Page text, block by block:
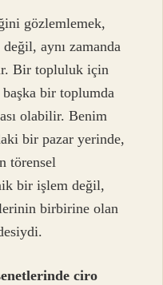
gözlemlemek,
aynı zamanda
Bir topluluk için
bir toplumda
olabilir. Benim
bir pazar yerinde,
törensel
bir işlem değil,
birbirine olan
ciro